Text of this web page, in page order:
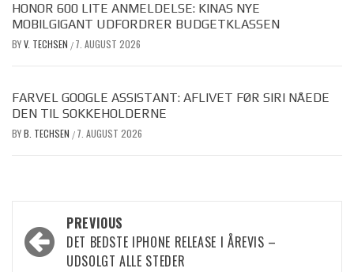
HONOR 600 LITE ANMELDELSE: KINAS NYE
MOBILGIGANT UDFORDRER BUDGETKLASSEN
BYV. TECHSEN / 7. AUGUST 2026
FARVEL GOOGLE ASSISTANT: AFLIVET FØR SIRI NÅEDE
DEN TIL SOKKEHOLDERNE
BYB. TECHSEN / 7. AUGUST 2026
Post
navigation
PREVIOUS
DET BEDSTE IPHONE RELEASE I ÅREVIS –
UDSOLGT ALLE STEDER